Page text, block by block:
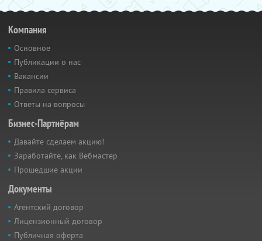
Компания
Основное
Публикации о нас
Вакансии
Правила сервиса
Ответы на вопросы
Бизнес-Партнёрам
Давайте сделаем акцию!
Заработайте, как Вебмастер
Прошедшие акции
Документы
Агентский договор
Лицензионный договор
Публичная оферта